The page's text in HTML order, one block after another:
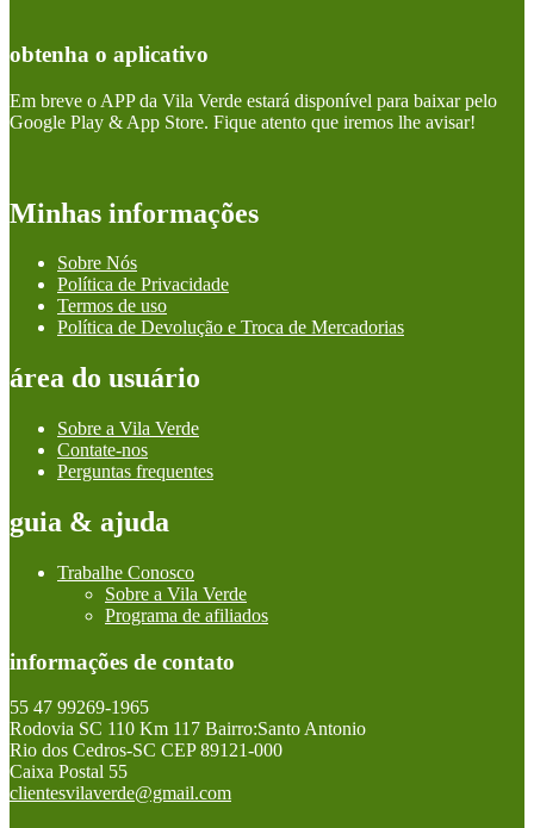
obtenha o aplicativo
Em breve o APP da Vila Verde estará disponível para baixar pelo
Google Play & App Store. Fique atento que iremos lhe avisar!
Minhas informações
Sobre Nós
Política de Privacidade
Termos de uso
Política de Devolução e Troca de Mercadorias
área do usuário
Sobre a Vila Verde
Contate-nos
Perguntas frequentes
guia & ajuda
Trabalhe Conosco
Sobre a Vila Verde
Programa de afiliados
informações de contato
55 47 99269-1965
Rodovia SC 110 Km 117 Bairro:Santo Antonio
Rio dos Cedros-SC CEP 89121-000
Caixa Postal 55
clientesvilaverde@gmail.com